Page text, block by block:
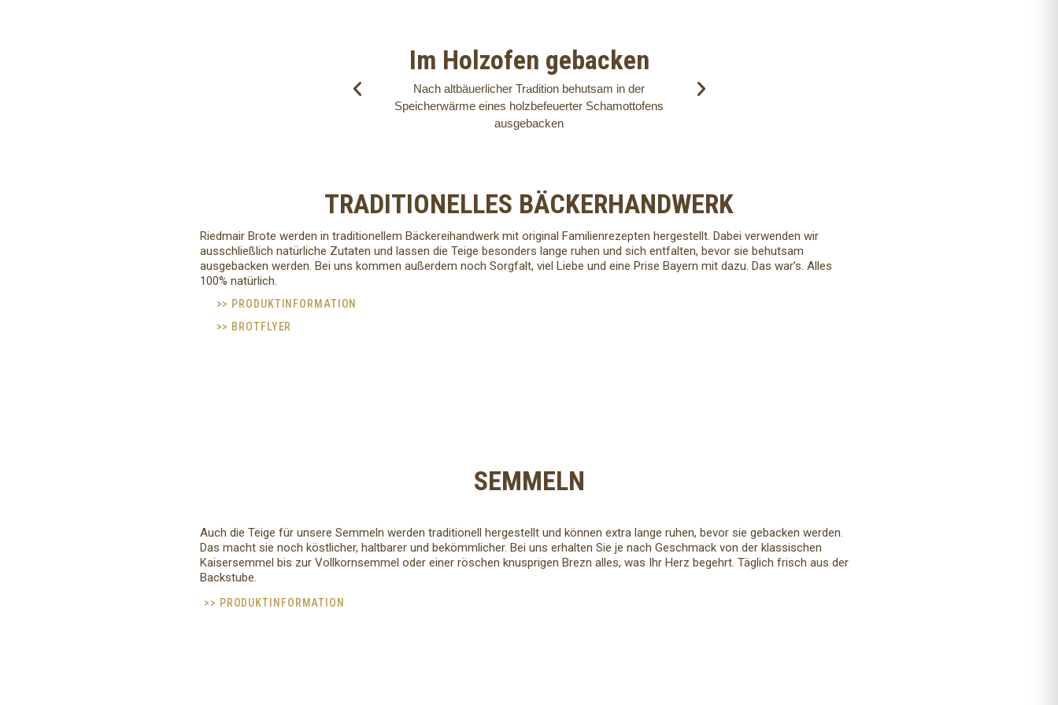
Nach altbäuerlicher Tradition behutsam in der
Speicherwärme eines holzbefeuerter Schamottofens
ausgebacken
Im Holzofen gebacken
TRADITIONELLES BÄCKERHANDWERK
Riedmair Brote werden in traditionellem Bäckereihandwerk mit original Familienrezepten hergestellt. Dabei verwenden wir
ausschließlich natürliche Zutaten und lassen die Teige besonders lange ruhen und sich entfalten, bevor sie behutsam
ausgebacken werden. Bei uns kommen außerdem noch Sorgfalt, viel Liebe und eine Prise Bayern mit dazu. Das war’s. Alles
100% natürlich.
>> PRODUKTINFORMATION
>> BROTFLYER
SEMMELN
Auch die Teige für unsere Semmeln werden traditionell hergestellt und können extra lange ruhen, bevor sie gebacken werden.
Das macht sie noch köstlicher, haltbarer und bekömmlicher. Bei uns erhalten Sie je nach Geschmack von der klassischen
Kaisersemmel bis zur Vollkornsemmel oder einer röschen knusprigen Brezn alles, was Ihr Herz begehrt. Täglich frisch aus der
Backstube.
>> PRODUKTINFORMATION